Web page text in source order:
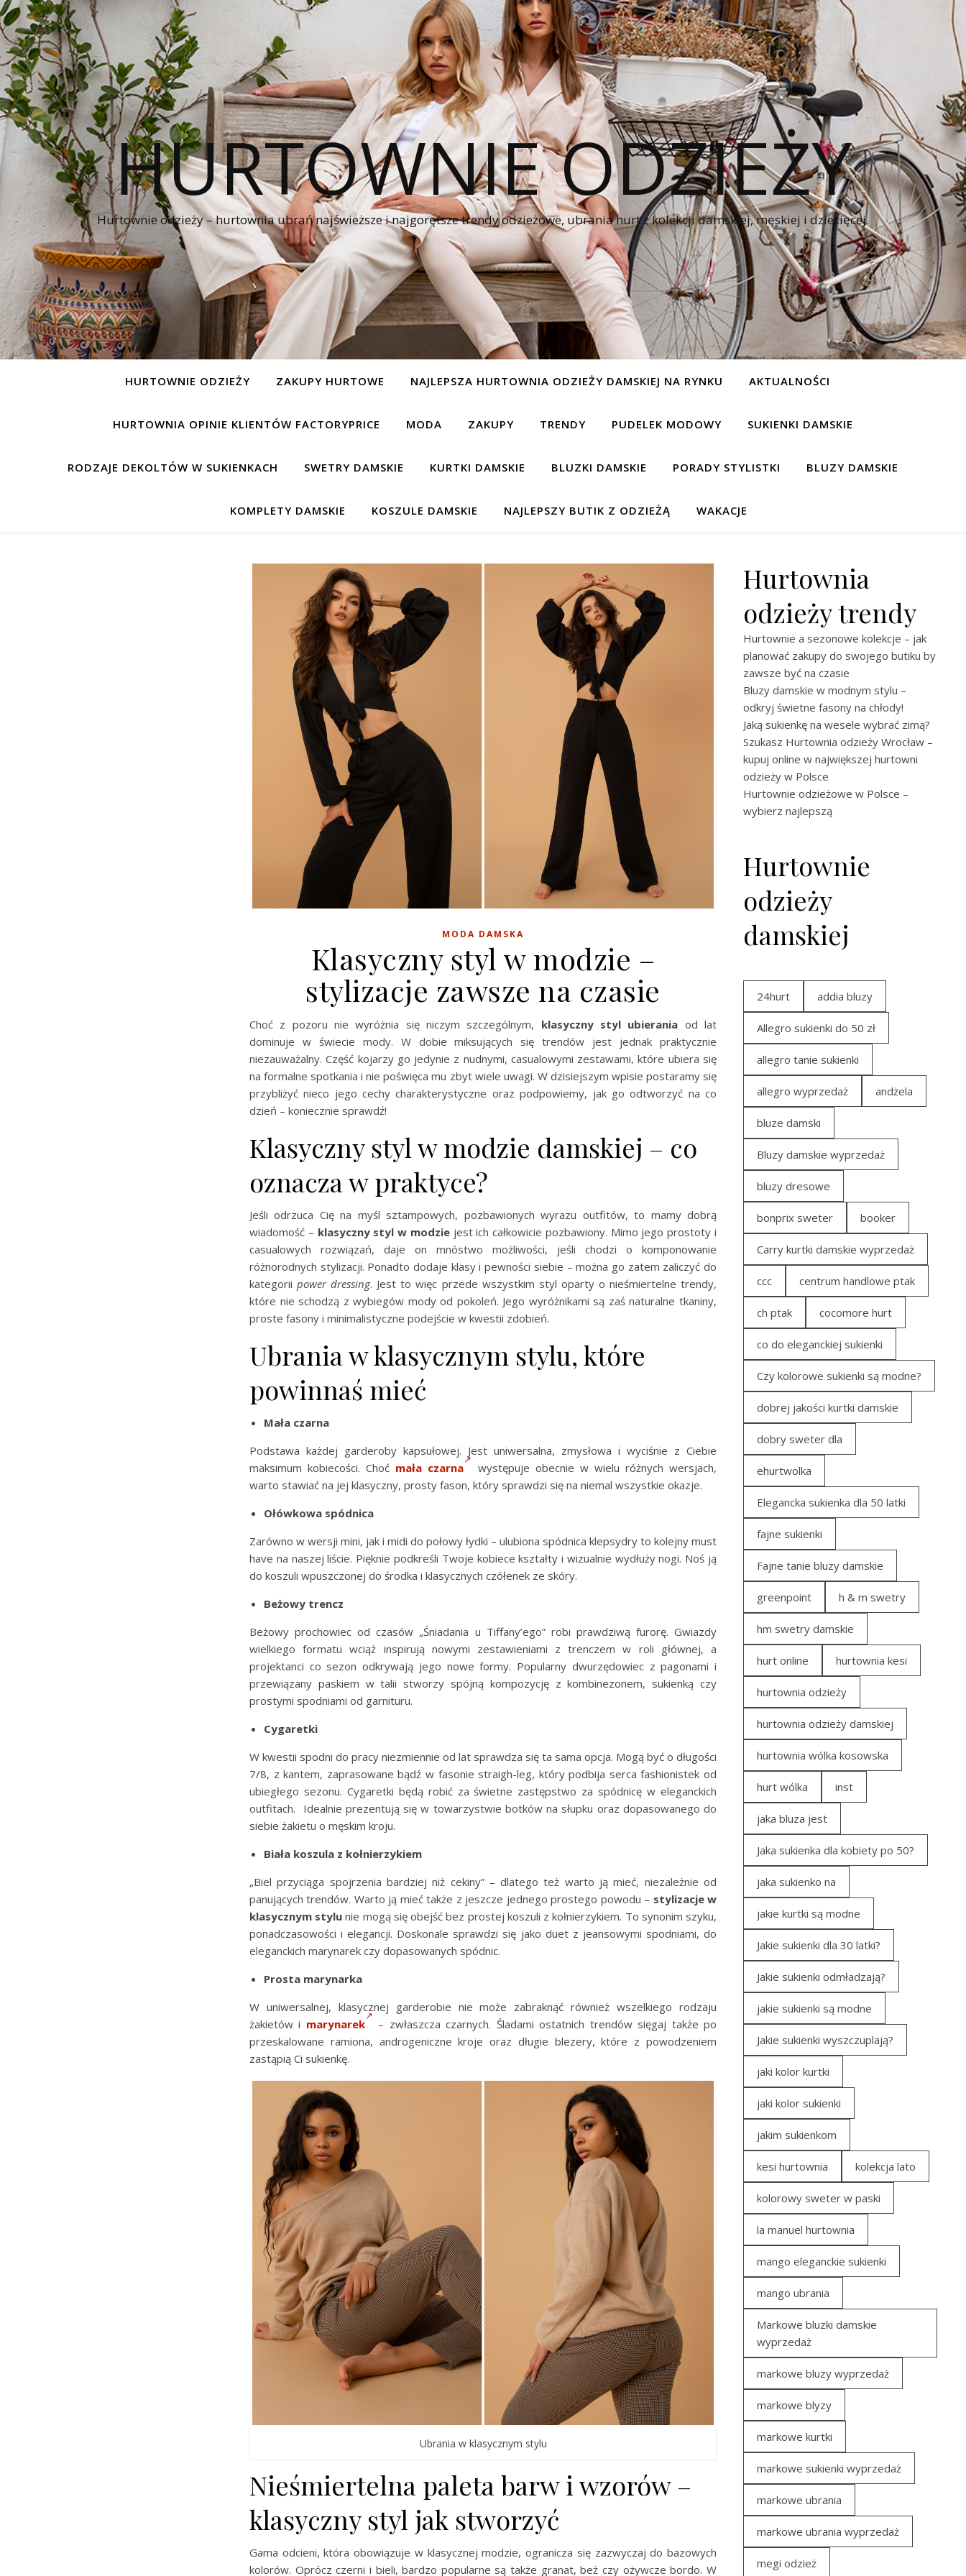
HURTOWNIE ODZIEŻY
Hurtownie odzieży – hurtownia ubrań najświeższe i najgorętsze trendy odzieżowe, ubrania hurt z kolekcji damskiej, męskiej i dziecięcej.
HURTOWNIE ODZIEŻY ZAKUPY HURTOWE NAJLEPSZA HURTOWNIA ODZIEŻY DAMSKIEJ NA RYNKU AKTUALNOŚCI
HURTOWNIA OPINIE KLIENTÓW FACTORYPRICE MODA ZAKUPY TRENDY PUDELEK MODOWY SUKIENKI DAMSKIE
RODZAJE DEKOLTÓW W SUKIENKACH SWETRY DAMSKIE KURTKI DAMSKIE BLUZKI DAMSKIE PORADY STYLISTKI BLUZY DAMSKIE
KOMPLETY DAMSKIE KOSZULE DAMSKIE NAJLEPSZY BUTIK Z ODZIEŻĄ WAKACJE
MODA DAMSKA
Klasyczny styl w modzie –
stylizacje zawsze na czasie
Choć z pozoru nie wyróżnia się niczym szczególnym, klasyczny styl ubierania od lat
dominuje w świecie mody. W dobie miksujących się trendów jest jednak praktycznie
niezauważalny. Część kojarzy go jedynie z nudnymi, casualowymi zestawami, które ubiera się
na formalne spotkania i nie poświęca mu zbyt wiele uwagi. W dzisiejszym wpisie postaramy się
przybliżyć nieco jego cechy charakterystyczne oraz podpowiemy, jak go odtworzyć na co
dzień – koniecznie sprawdź!
Klasyczny styl w modzie damskiej – co
oznacza w praktyce?
Jeśli odrzuca Cię na myśl sztampowych, pozbawionych wyrazu outfitów, to mamy dobrą
wiadomość – klasyczny styl w modziejest ich całkowicie pozbawiony. Mimo jego prostoty i
casualowych rozwiązań, daje on mnóstwo możliwości, jeśli chodzi o komponowanie
różnorodnych stylizacji. Ponadto dodaje klasy i pewności siebie – można go zatem zaliczyć do
kategoriipower dressing. Jest to więc przede wszystkim styl oparty o nieśmiertelne trendy,
które nie schodzą z wybiegów mody od pokoleń. Jego wyróżnikami są zaś naturalne tkaniny,
proste fasony i minimalistyczne podejście w kwestii zdobień.
Ubrania w klasycznym stylu, które
powinnaś mieć
Mała czarna
Podstawa każdej garderoby kapsułowej. Jest uniwersalna, zmysłowa i wyciśnie z Ciebie
maksimum kobiecości. Choć mała czarna
występuje obecnie w wielu różnych wersjach,
warto stawiać na jej klasyczny, prosty fason, który sprawdzi się na niemal wszystkie okazje.
Ołówkowa spódnica
Zarówno w wersji mini, jak i midi do połowy łydki – ulubiona spódnica klepsydry to kolejny must
have na naszej liście. Pięknie podkreśli Twoje kobiece kształty i wizualnie wydłuży nogi. Noś ją
do koszuli wpuszczonej do środka i klasycznych czółenek ze skóry.
Beżowy trencz
Beżowy prochowiec od czasów „Śniadania u Tiffany’ego” robi prawdziwą furorę. Gwiazdy
wielkiego formatu wciąż inspirują nowymi zestawieniami z trenczem w roli głównej, a
projektanci co sezon odkrywają jego nowe formy. Popularny dwurzędowiec z pagonami i
przewiązany paskiem w talii stworzy spójną kompozycję z kombinezonem, sukienką czy
prostymi spodniami od garnituru.
Cygaretki
W kwestii spodni do pracy niezmiennie od lat sprawdza się ta sama opcja. Mogą być o długości
7/8, z kantem, zaprasowane bądź w fasonie straigh-leg, który podbija serca fashionistek od
ubiegłego sezonu. Cygaretki będą robić za świetne zastępstwo za spódnicę w eleganckich
outfitach. Idealnie prezentują się w towarzystwie botków na słupku oraz dopasowanego do
siebie żakietu o męskim kroju.
Biała koszula z kołnierzykiem
„Biel przyciąga spojrzenia bardziej niż cekiny” – dlatego też warto ją mieć, niezależnie od
panujących trendów. Warto ją mieć także z jeszcze jednego prostego powodu – stylizacje w
klasycznym stylu nie mogą się obejść bez prostej koszuli z kołnierzykiem. To synonim szyku,
ponadczasowości i elegancji. Doskonale sprawdzi się jako duet z jeansowymi spodniami, do
eleganckich marynarek czy dopasowanych spódnic.
Prosta marynarka
W uniwersalnej, klasycznej garderobie nie może zabraknąć również wszelkiego rodzaju
żakietów i marynarek
– zwłaszcza czarnych. Śladami ostatnich trendów sięgaj także po
przeskalowane ramiona, androgeniczne kroje oraz długie blezery, które z powodzeniem
zastąpią Ci sukienkę.
Ubrania w klasycznym stylu
Nieśmiertelna paleta barw i wzorów –
klasyczny styl jak stworzyć
Gama odcieni, która obowiązuje w klasycznej modzie, ogranicza się zazwyczaj do bazowych
kolorów. Oprócz czerni i bieli, bardzo popularne są także granat, beż czy ożywcze bordo. W
Hurtownia
odzieży trendy
Hurtownie a sezonowe kolekcje – jak
planować zakupy do swojego butiku by
zawsze być na czasie
Bluzy damskie w modnym stylu –
odkryj świetne fasony na chłody!
Jaką sukienkę na wesele wybrać zimą?
Szukasz Hurtownia odzieży Wrocław –
kupuj online w największej hurtowni
odzieży w Polsce
Hurtownie odzieżowe w Polsce –
wybierz najlepszą
Hurtownie
odzieży
damskiej
24hurt addia bluzy
Allegro sukienki do 50 zł
allegro tanie sukienki
allegro wyprzedaż andżela
bluze damski
Bluzy damskie wyprzedaż
bluzy dresowe
bonprix sweter booker
Carry kurtki damskie wyprzedaż
ccc centrum handlowe ptak
ch ptak cocomore hurt
co do eleganckiej sukienki
Czy kolorowe sukienki są modne?
dobrej jakości kurtki damskie
dobry sweter dla
ehurtwolka
Elegancka sukienka dla 50 latki
fajne sukienki
Fajne tanie bluzy damskie
greenpoint h & m swetry
hm swetry damskie
hurt online hurtownia kesi
hurtownia odzieży
hurtownia odzieży damskiej
hurtownia wólka kosowska
hurt wólka inst
jaka bluza jest
Jaka sukienka dla kobiety po 50?
jaka sukienko na
jakie kurtki są modne
Jakie sukienki dla 30 latki?
Jakie sukienki odmładzają?
jakie sukienki są modne
Jakie sukienki wyszczuplają?
jaki kolor kurtki
jaki kolor sukienki
jakim sukienkom
kesi hurtownia kolekcja lato
kolorowy sweter w paski
la manuel hurtownia
mango eleganckie sukienki
mango ubrania
Markowe bluzki damskie
wyprzedaż
markowe bluzy wyprzedaż
markowe blyzy
markowe kurtki
markowe sukienki wyprzedaż
markowe ubrania
markowe ubrania wyprzedaż
megi odzież